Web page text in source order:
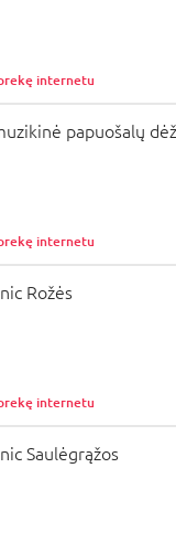
internetu
papuošalų
internetu
Rožės
internetu
Saulėgrąžos